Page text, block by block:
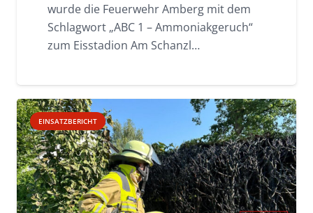
wurde die Feuerwehr Amberg mit dem
Schlagwort „ABC 1 – Ammoniakgeruch“
zum Eisstadion Am Schanzl…
EINSATZBERICHT